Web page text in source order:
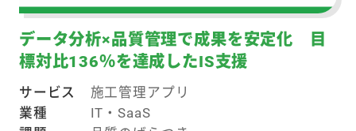
データ分析×品質管理で成果を安定化 目
標対比136％を達成したIS支援
サービス
施工管理アプリ
業種
IT・SaaS